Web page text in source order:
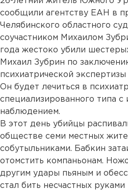
сообщили агентству ЕАН в
Челябинского областного
соучастником Михаилом
года жестоко убили
Михаил Зубрин по
психиатрической
Он будет лечиться в
специализированного типа с
наблюдением.
В этот день убийцы
обществе семи местных
собутыльниками. Бабкин
отомстить компаньонам.
другим удары пьяным и
стал бить несчастных